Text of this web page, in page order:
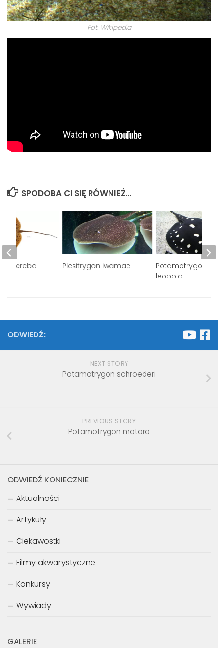
Fot. Wikipedia
SPODOBA CI SIĘ RÓWNIEŻ...
Plesitrygon iwamae
Potamotrygon
leopoldi
aiereba
ODWIEDŹ:
NEXT STORY
Potamotrygon schroederi
PREVIOUS STORY
Potamotrygon motoro
ODWIEDŹ KONIECZNIE
Aktualności
Artykuły
Ciekawostki
Filmy akwarystyczne
Konkursy
Wywiady
GALERIE